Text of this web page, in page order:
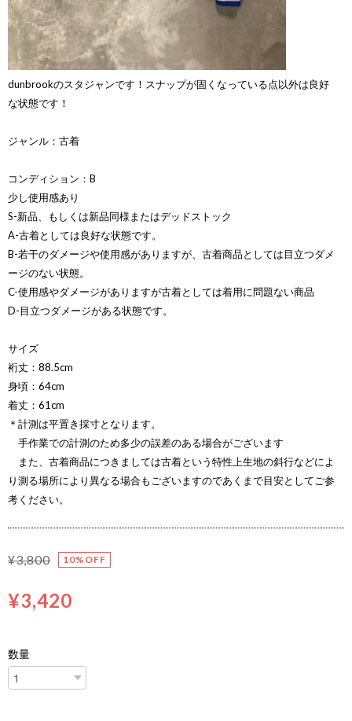
dunbrookのスタジャンです！スナップが固くなっている点以外は良好
な状態です！
ジャンル：古着
コンディション：B
少し使用感あり
S-新品、もしくは新品同様またはデッドストック
A-古着としては良好な状態です。
B-若干のダメージや使用感がありますが、古着商品としては目立つダメ
ージのない状態。
C-使用感やダメージがありますが古着としては着用に問題ない商品
D-目立つダメージがある状態です。
サイズ
裄丈：88.5cm
身頃：64cm
着丈：61cm
＊計測は平置き採寸となります。
手作業での計測のため多少の誤差のある場合がございます
また、古着商品につきましては古着という特性上生地の斜行などによ
り測る場所により異なる場合もございますのであくまで目安としてご参
考ください。
¥3,800 10%OFF
¥3,420
数量